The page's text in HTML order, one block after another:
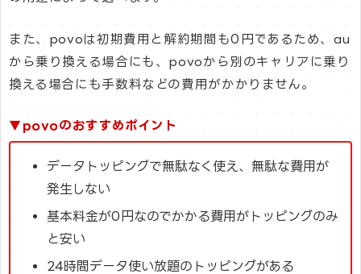
また、povoは初期費用と解約期間も0円であるため、au
から乗り換える場合にも、povoから別のキャリアに乗り
換える場合にも手数料などの費用がかかりません。
▼povoのおすすめポイント
データトッピングで無駄なく使え、無駄な費用が
発生しない
基本料金が0円なのでかかる費用がトッピングのみ
と安い
24時間データ使い放題のトッピングがある